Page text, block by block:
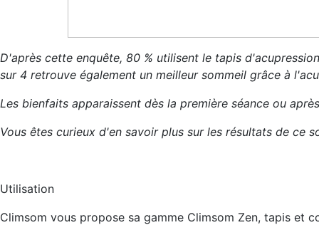
D'après cette enquête, 80 % utilisent le tapis
sur 4 retrouve également un meilleur sommeil grâce à
Les bienfaits apparaissent dès la première séance ou
Vous êtes curieux d'en savoir plus sur les résultats de ce
Utilisation
Climsom vous propose sa gamme Climsom Zen, tapis et